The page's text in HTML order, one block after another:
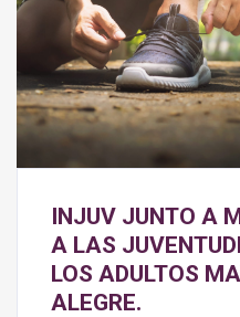
INJUV JUNTO A
A LAS
LOS ADULTOS
ALEGRE.